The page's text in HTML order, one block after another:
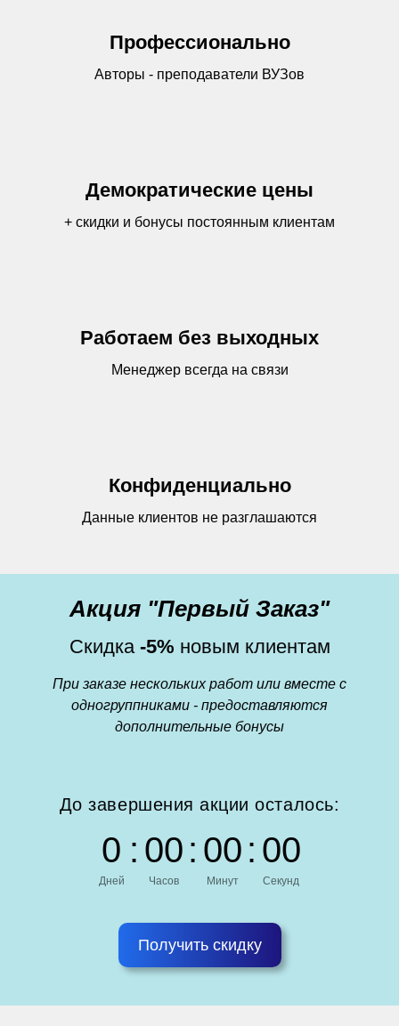
Профессионально
Авторы - преподаватели ВУЗов
Демократические цены
+ скидки и бонусы постоянным клиентам
Работаем без выходных
Менеджер всегда на связи
Конфиденциально
Данные клиентов не разглашаются
Акция "Первый Заказ"
Скидка -5% новым клиентам
При заказе нескольких работ или вместе с
одногруппниками - предоставляются
дополнительные бонусы
До завершения акции осталось:
0
Дней
: 00
Часов
: 00
Минут
: 00
Секунд
Получить скидку